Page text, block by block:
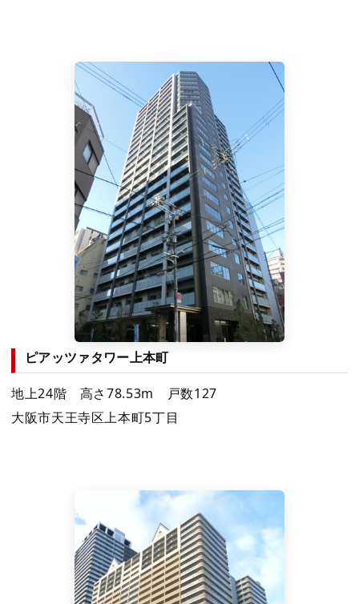
ピアッツァタワー上本町
地上24階 高さ78.53m 戸数127
大阪市天王寺区上本町5丁目